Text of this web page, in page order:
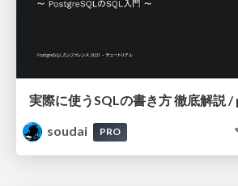
soudai
PRO